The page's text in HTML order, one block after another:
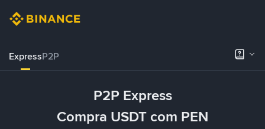
ExpressP2P
P2P Express
Compra USDT com PEN